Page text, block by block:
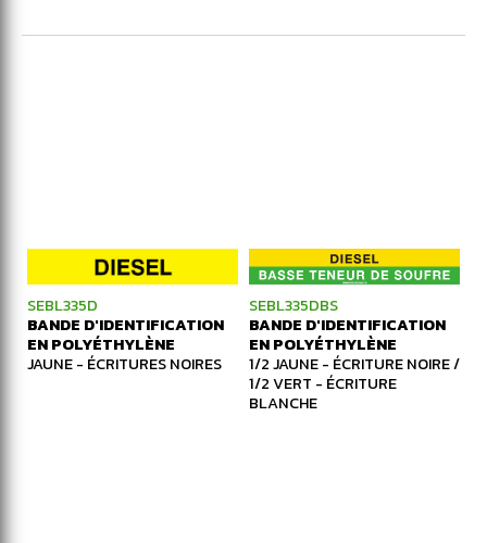
SEBL335D
BANDE D'IDENTIFICATION
EN POLYÉTHYLÈNE
JAUNE - ÉCRITURES NOIRES
SEBL335DBS
BANDE D'IDENTIFICATION
EN POLYÉTHYLÈNE
1/2 JAUNE - ÉCRITURE NOIRE /
1/2 VERT - ÉCRITURE
BLANCHE